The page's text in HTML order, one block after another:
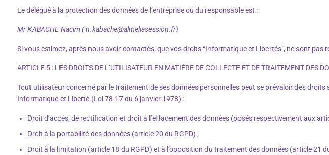
Le délégué à la protection des données de l’entreprise ou du responsable est :
Mr KABACHE Nacim ( n.kabache@almeliasession.fr)
Si vous estimez, après nous avoir contactés, que vos droits “Informatique et Libertés”, ne sont
ARTICLE 5 : LES DROITS DE L’UTILISATEUR EN MATIÈRE DE COLLECTE ET DE TRAITEMENT DES
Tout utilisateur concerné par le traitement de ses données personnelles peut se prévaloir des
Informatique et Liberté (Loi 78-17 du 6 janvier 1978) :
Droit d’accès, de rectification et droit à l’effacement des données (posés respectivement aux
Droit à la portabilité des données (article 20 du RGPD) ;
Droit à la limitation (article 18 du RGPD) et à l’opposition du traitement des données (article 21